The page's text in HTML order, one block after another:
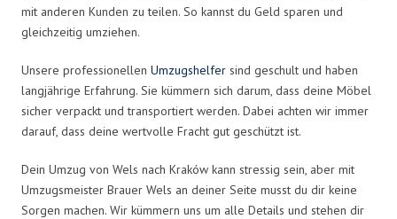
mit anderen Kunden zu teilen. So kannst du Geld sparen und
gleichzeitig umziehen.
Unsere professionellen Umzugshelfer sind geschult und haben
langjährige Erfahrung. Sie kümmern sich darum, dass deine Möbel
sicher verpackt und transportiert werden. Dabei achten wir immer
darauf, dass deine wertvolle Fracht gut geschützt ist.
Dein Umzug von Wels nach Kraków kann stressig sein, aber mit
Umzugsmeister Brauer Wels an deiner Seite musst du dir keine
Sorgen machen. Wir kümmern uns um alle Details und stehen dir